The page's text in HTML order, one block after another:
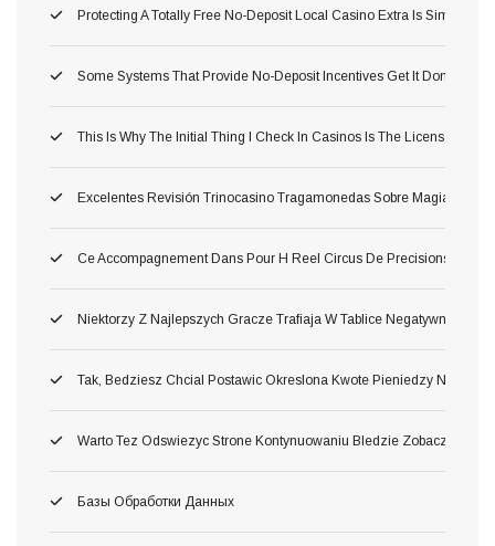
Protecting A Totally Free No-Deposit Local Casino Extra Is Simple,
Some Systems That Provide No-Deposit Incentives Get It Done After
This Is Why The Initial Thing I Check In Casinos Is The Licenses
Excelentes Revisión Trinocasino Tragamonedas Sobre Magia
Ce Accompagnement Dans Pour H Reel Circus De Precisions
Niektorzy Z Najlepszych Gracze Trafiaja W Tablice Negatywnych
Tak, Bedziesz Chcial Postawic Okreslona Kwote Pieniedzy Na
Warto Tez Odswiezyc Strone Kontynuowaniu Bledzie Zobaczyc,
Базы Обработки Данных